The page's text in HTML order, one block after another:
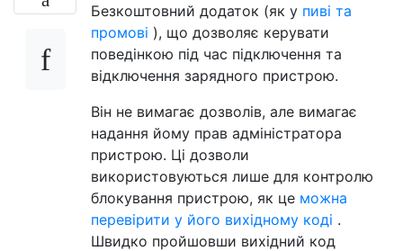
Безкоштовний додаток (як у пиві та
промові ), що дозволяє керувати
поведінкою під час підключення та
відключення зарядного пристрою.
Він не вимагає дозволів, але вимагає
надання йому прав адміністратора
пристрою. Ці дозволи
використовуються лише для контролю
блокування пристрою, як це можна
перевірити у його вихідному коді .
Швидко пройшовши вихідний код